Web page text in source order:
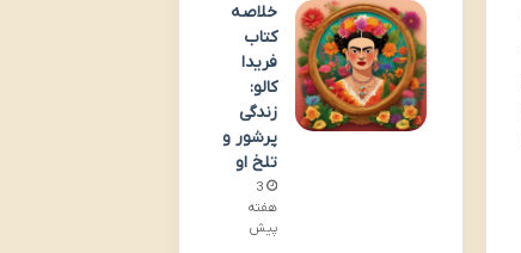
خلاصه
کتاب
فریدا
کالو:
زندگی
پرشور و
تلخ او
3
هفته
پیش